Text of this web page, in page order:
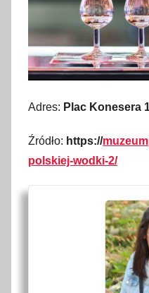
Adres: Plac Konesera
Źródło: https://
polskiej-wodki-2/